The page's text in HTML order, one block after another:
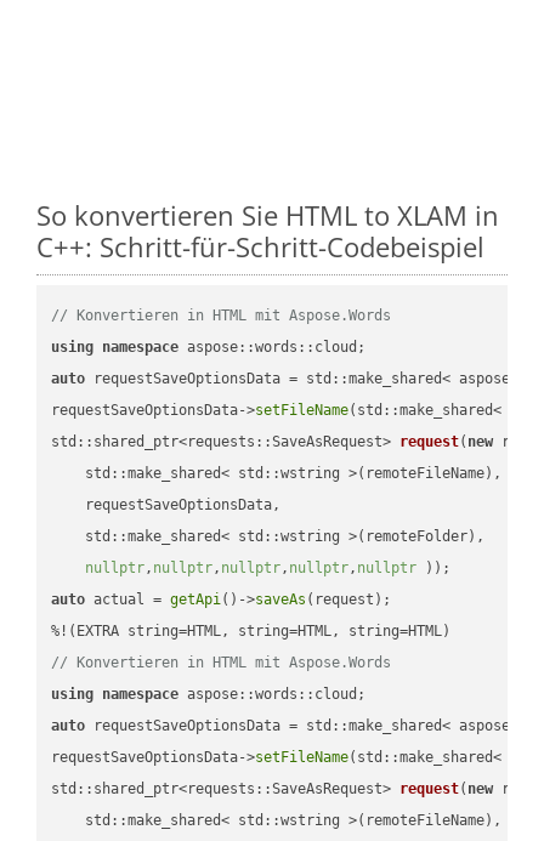
So konvertieren Sie HTML to XLAM in
C++: Schritt-für-Schritt-Codebeispiel
// Konvertieren in HTML mit Aspose.Words
using namespace
auto requestSaveOptionsData = std::make_shared<
requestSaveOptionsData->setFileName(std::make_shared<
std::shared_ptr<requests::SaveAsRequest> request( new
    std::make_shared< std::wstring >(remoteFileName),
    requestSaveOptionsData,
    std::make_shared< std::wstring >(remoteFolder),
nullptr, nullptr, nullptr, nullptr, nullptr ))
auto actual = getApi()->saveAs (request);
// Konvertieren in HTML mit Aspose.Words
using namespace
auto requestSaveOptionsData = std::make_shared<
requestSaveOptionsData->setFileName(std::make_shared<
std::shared_ptr<requests::SaveAsRequest> request( new
    std::make_shared< std::wstring >(remoteFileName),